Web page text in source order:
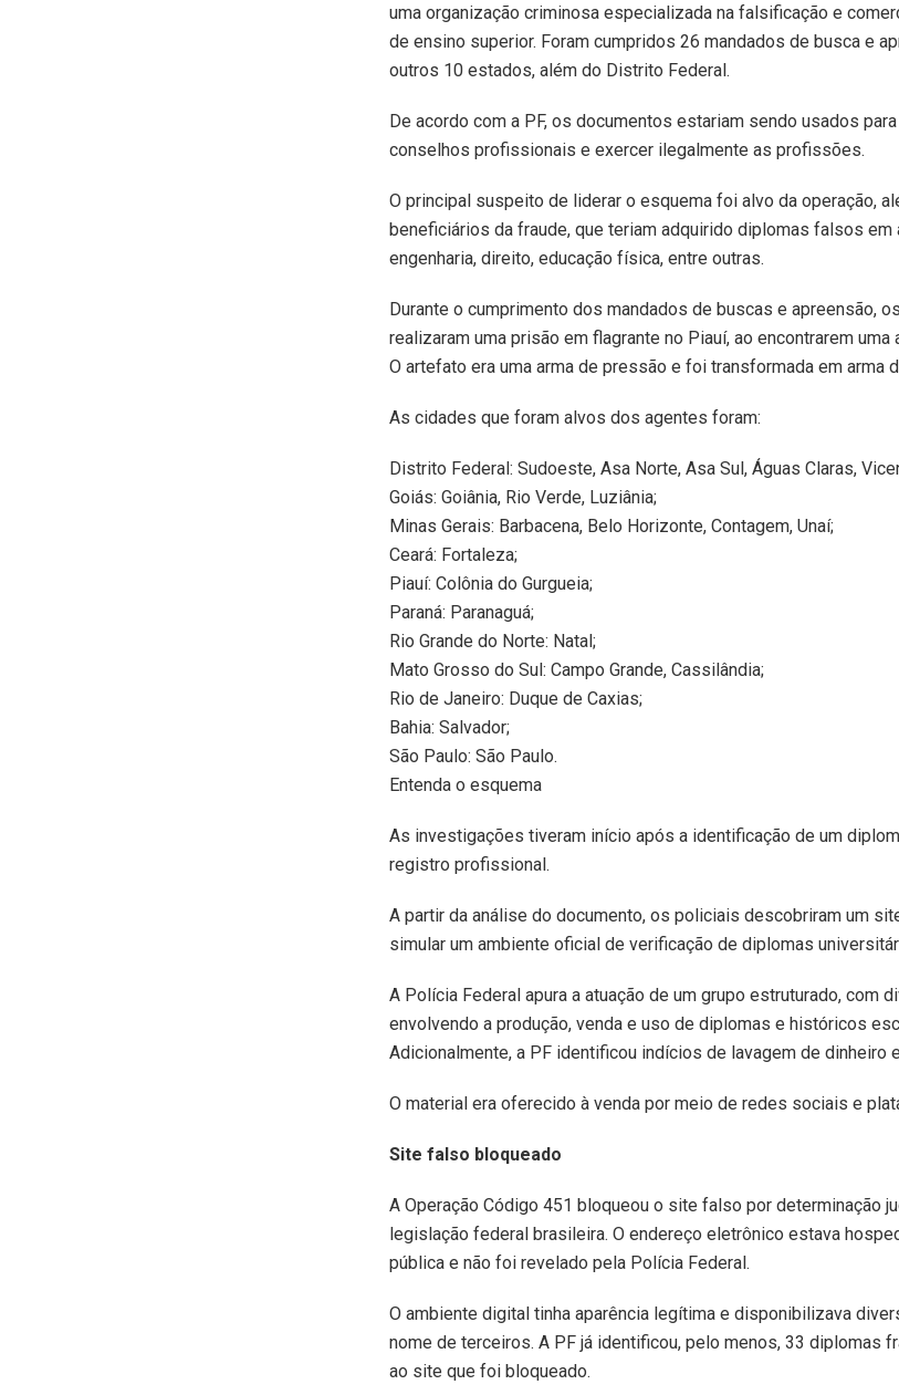
uma organização criminosa especializada na falsificação e
de ensino superior. Foram cumpridos 26 mandados de busca e
outros 10 estados, além do Distrito Federal.
De acordo com a PF, os documentos estariam sendo usados
conselhos profissionais e exercer ilegalmente as profissões.
O principal suspeito de liderar o esquema foi alvo da operação,
beneficiários da fraude, que teriam adquirido diplomas falsos em
engenharia, direito, educação física, entre outras.
Durante o cumprimento dos mandados de buscas e apreensão,
realizaram uma prisão em flagrante no Piauí, ao encontrarem uma
O artefato era uma arma de pressão e foi transformada em arma
As cidades que foram alvos dos agentes foram:
Distrito Federal: Sudoeste, Asa Norte, Asa Sul, Águas Claras,
Goiás: Goiânia, Rio Verde, Luziânia;
Minas Gerais: Barbacena, Belo Horizonte, Contagem, Unaí;
Ceará: Fortaleza;
Piauí: Colônia do Gurgueia;
Paraná: Paranaguá;
Rio Grande do Norte: Natal;
Mato Grosso do Sul: Campo Grande, Cassilândia;
Rio de Janeiro: Duque de Caxias;
Bahia: Salvador;
São Paulo: São Paulo.
Entenda o esquema
As investigações tiveram início após a identificação de um
registro profissional.
A partir da análise do documento, os policiais descobriram um
simular um ambiente oficial de verificação de diplomas
A Polícia Federal apura a atuação de um grupo estruturado, com
envolvendo a produção, venda e uso de diplomas e históricos
Adicionalmente, a PF identificou indícios de lavagem de dinheiro
O material era oferecido à venda por meio de redes sociais e
Site falso bloqueado
A Operação Código 451 bloqueou o site falso por determinação
legislação federal brasileira. O endereço eletrônico estava
pública e não foi revelado pela Polícia Federal.
O ambiente digital tinha aparência legítima e disponibilizava
nome de terceiros. A PF já identificou, pelo menos, 33 diplomas
ao site que foi bloqueado.